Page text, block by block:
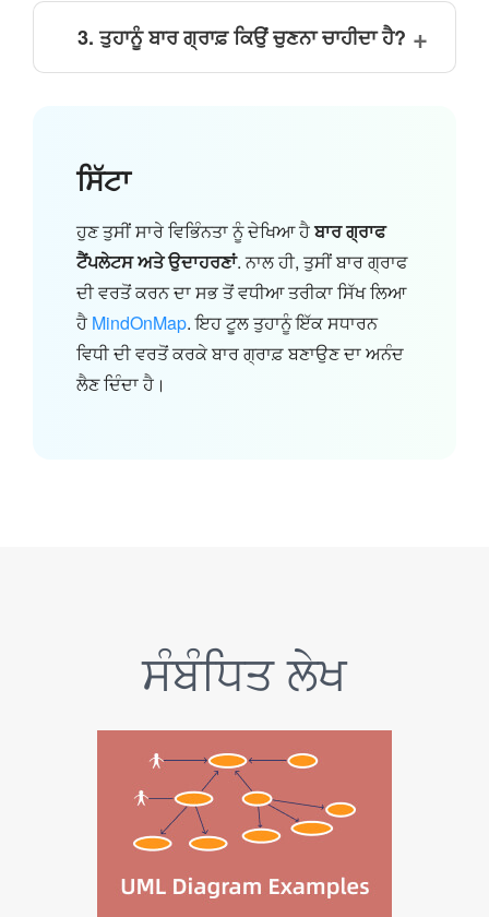
3. ਤੁਹਾਨੂੰ ਬਾਰ ਗ੍ਰਾਫ਼ ਕਿਉਂ ਚੁਣਨਾ ਚਾਹੀਦਾ ਹੈ?
ਸਿੱਟਾ
ਹੁਣ ਤੁਸੀਂ ਸਾਰੇ ਵਿਭਿੰਨਤਾ ਨੂੰ ਦੇਖਿਆ ਹੈਬਾਰ ਗ੍ਰਾਫ
ਟੈਂਪਲੇਟਸ ਅਤੇ ਉਦਾਹਰਣਾਂ. ਨਾਲ ਹੀ, ਤੁਸੀਂ ਬਾਰ ਗ੍ਰਾਫ
ਦੀ ਵਰਤੋਂ ਕਰਨ ਦਾ ਸਭ ਤੋਂ ਵਧੀਆ ਤਰੀਕਾ ਸਿੱਖ ਲਿਆ
ਹੈ MindOnMap. ਇਹ ਟੂਲ ਤੁਹਾਨੂੰ ਇੱਕ ਸਧਾਰਨ
ਵਿਧੀ ਦੀ ਵਰਤੋਂ ਕਰਕੇ ਬਾਰ ਗ੍ਰਾਫ਼ ਬਣਾਉਣ ਦਾ ਅਨੰਦ
ਲੈਣ ਦਿੰਦਾ ਹੈ।
ਸੰਬੰਧਿਤ ਲੇਖ